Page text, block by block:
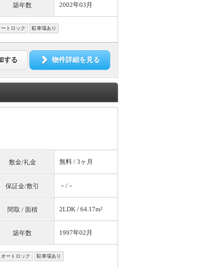
築年数 2002年03月
ートロック 駐車場あり
する 物件詳細を見る
敷金/礼金 無料 / 3ヶ月
保証金/敷引 －/－
間取 / 面積 2LDK / 64.17m²
築年数 1997年02月
オートロック 駐車場あり